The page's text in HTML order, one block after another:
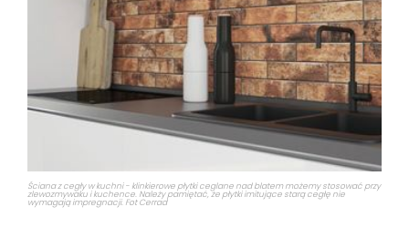
Ściana z cegły w kuchni - klinkierowe płytki ceglane nad blatem możemy stosować przy
zlewozmywaku i kuchence. Należy pamiętać, że płytki imitujące starą cegłę nie
wymagają impregnacji. Fot Cerrad